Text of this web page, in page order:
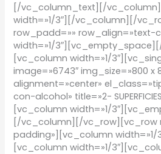
[/vc_column_text][/
width=»1/3″][/vc_column][/
row_padd=»» row_align=»text-
width=»1/
[vc_column width=»1/
image=»6743″ img_size=»800 x
alignment=»center»
con-alcohol» title=»2-
[vc_column width=»1/
[/vc_column][/vc_row][vc_row
padding»][vc_column
[vc_column width=»1/